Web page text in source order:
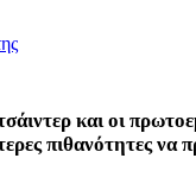
και οι
πιθανότητες να